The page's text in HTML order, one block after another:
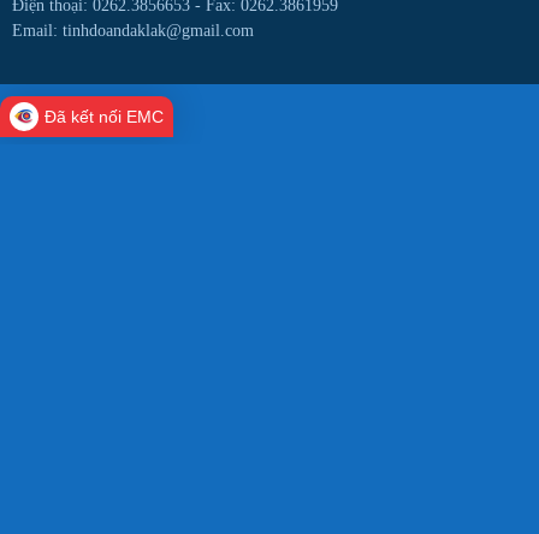
Điện thoại: 0262.3856653 - Fax: 0262.3861959
Email: tinhdoandaklak@gmail.com
Đã kết nối EMC